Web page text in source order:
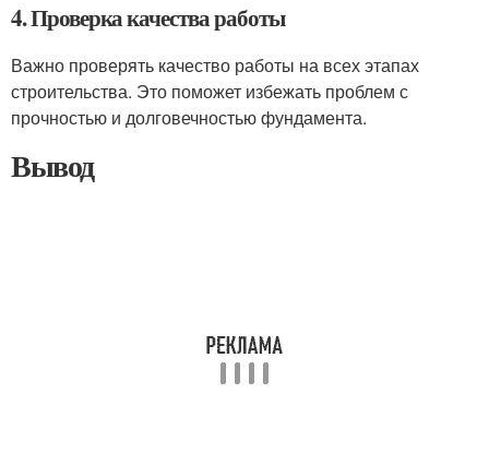
4. Проверка качества работы
Важно проверять качество работы на всех этапах
строительства. Это поможет избежать проблем с
прочностью и долговечностью фундамента.
Вывод